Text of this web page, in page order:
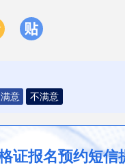
满意 不满意
证报名预约短信